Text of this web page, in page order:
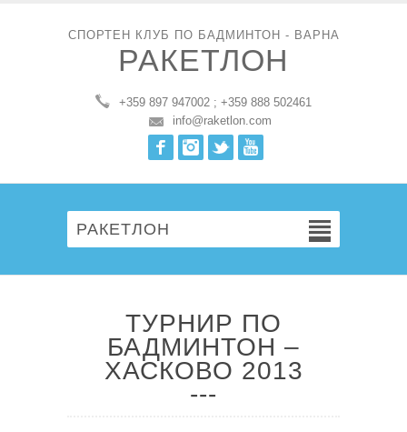
СПОРТЕН КЛУБ ПО БАДМИНТОН - ВАРНА
РАКЕТЛОН
+359 897 947002 ; +359 888 502461
info@raketlon.com
FacebookInstagram
Twitter
РАКЕТЛОН
ТУРНИР ПО
БАДМИНТОН –
ХАСКОВО 2013